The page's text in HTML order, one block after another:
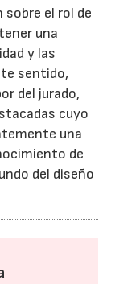
el rol de
una
y las
sentido,
del jurado,
cuyo
una
de
del diseño